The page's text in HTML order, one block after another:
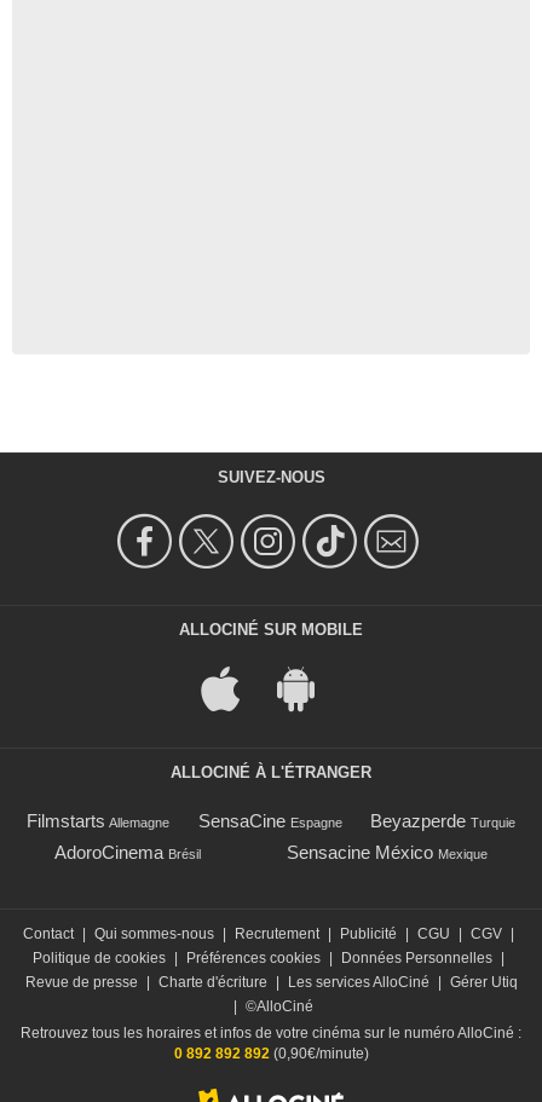
SUIVEZ-NOUS
ALLOCINÉ SUR MOBILE
ALLOCINÉ À L'ÉTRANGER
Filmstarts Allemagne SensaCine Espagne Beyazperde Turquie
AdoroCinema Brésil Sensacine México Mexique
Contact Qui sommes-nous Recrutement Publicité CGU CGV
Politique de cookies
Préférences cookies Données Personnelles
Revue de presse
Charte d'écriture Les services AlloCiné
Gérer Utiq
©AlloCiné
Retrouvez tous les horaires et infos de votre cinéma sur le numéro AlloCiné :
0 892 892 892(0,90€/minute)